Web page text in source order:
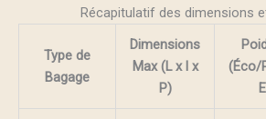
Récapitulatif des dimensions
Type de
Bagage
Dimensions
Max (L x l x
P)
(Éco/